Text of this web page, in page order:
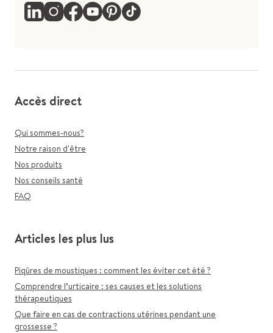
Accès direct
Qui sommes-nous?
Notre raison d'être
Nos produits
Nos conseils santé
FAQ
Articles les plus lus
Piqûres de moustiques : comment les éviter cet été ?
Comprendre l’urticaire : ses causes et les solutions
thérapeutiques
Que faire en cas de contractions utérines pendant une
grossesse ?